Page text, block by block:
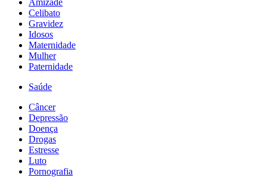
Amizade
Celibato
Gravidez
Idosos
Maternidade
Mulher
Paternidade
Saúde
Câncer
Depressão
Doença
Drogas
Estresse
Luto
Pornografia